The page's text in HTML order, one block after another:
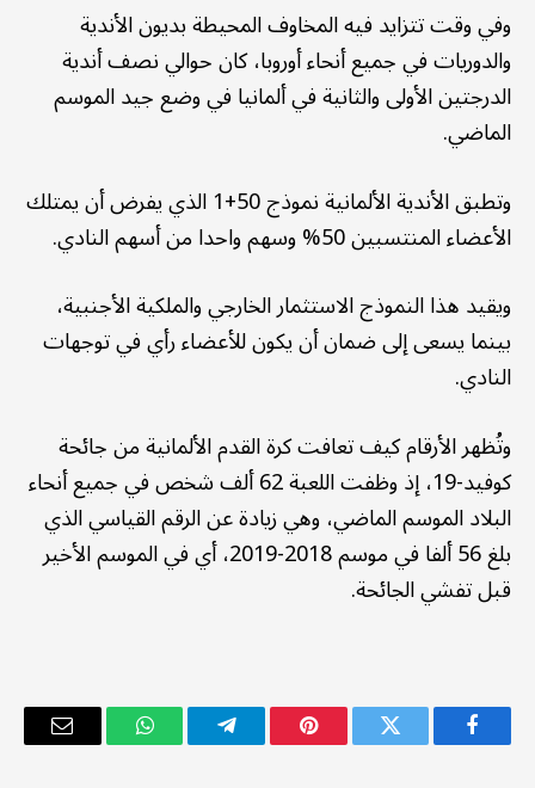
وفي وقت تتزايد فيه المخاوف المحيطة بديون الأندية
والدوريات في جميع أنحاء أوروبا، كان حوالي نصف أندية
الدرجتين الأولى والثانية في ألمانيا في وضع جيد الموسم
الماضي.
وتطبق الأندية الألمانية نموذج 50+1 الذي يفرض أن يمتلك
الأعضاء المنتسبين 50% وسهم واحدا من أسهم النادي.
ويقيد هذا النموذج الاستثمار الخارجي والملكية الأجنبية،
بينما يسعى إلى ضمان أن يكون للأعضاء رأي في توجهات
النادي.
وتُظهر الأرقام كيف تعافت كرة القدم الألمانية من جائحة
كوفيد-19، إذ وظفت اللعبة 62 ألف شخص في جميع أنحاء
البلاد الموسم الماضي، وهي زيادة عن الرقم القياسي الذي
بلغ 56 ألفا في موسم 2018-2019، أي في الموسم الأخير
قبل تفشي الجائحة.
فيسبوك تويتر بينتيريستتيلقرام واتساب
البريد